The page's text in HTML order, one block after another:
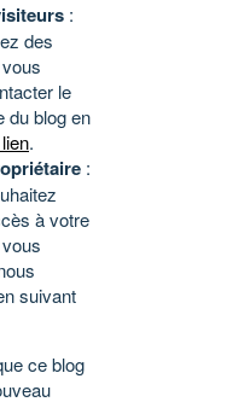
:
des
le
du blog en
.
:
à votre
suivant
ce blog